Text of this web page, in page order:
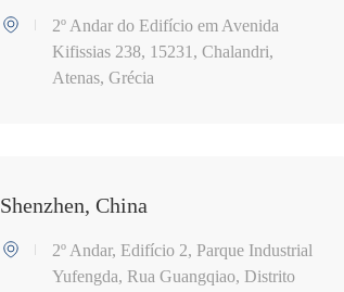
2º Andar do Edifício em Avenida
Kifissias 238, 15231, Chalandri,
Atenas, Grécia
Shenzhen, China
2º Andar, Edifício 2, Parque Industrial
Yufengda, Rua Guangqiao, Distrito